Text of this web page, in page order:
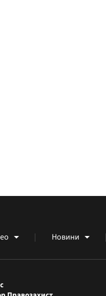
Новини